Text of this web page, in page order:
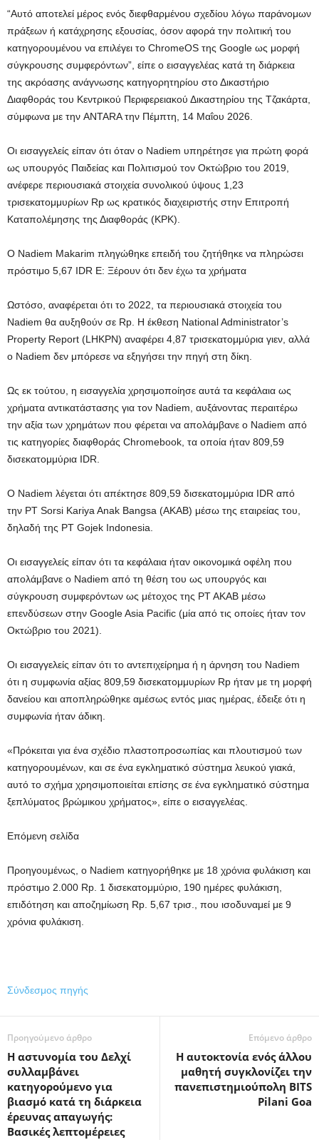
“Αυτό αποτελεί μέρος ενός διεφθαρμένου σχεδίου λόγω παράνομων
πράξεων ή κατάχρησης εξουσίας, όσον αφορά την πολιτική του
κατηγορουμένου να επιλέγει το ChromeOS της Google ως μορφή
σύγκρουσης συμφερόντων”, είπε ο εισαγγελέας κατά τη διάρκεια
της ακρόασης ανάγνωσης κατηγορητηρίου στο Δικαστήριο
Διαφθοράς του Κεντρικού Περιφερειακού Δικαστηρίου της Τζακάρτα,
σύμφωνα με την ANTARA την Πέμπτη, 14 Μαΐου 2026.
Οι εισαγγελείς είπαν ότι όταν ο Nadiem υπηρέτησε για πρώτη φορά
ως υπουργός Παιδείας και Πολιτισμού τον Οκτώβριο του 2019,
ανέφερε περιουσιακά στοιχεία συνολικού ύψους 1,23
τρισεκατομμυρίων Rp ως κρατικός διαχειριστής στην Επιτροπή
Καταπολέμησης της Διαφθοράς (KPK).
Ο Nadiem Makarim πληγώθηκε επειδή του ζητήθηκε να πληρώσει
πρόστιμο 5,67 IDR Ε: Ξέρουν ότι δεν έχω τα χρήματα
Ωστόσο, αναφέρεται ότι το 2022, τα περιουσιακά στοιχεία του
Nadiem θα αυξηθούν σε Rp. Η έκθεση National Administrator’s
Property Report (LHKPN) αναφέρει 4,87 τρισεκατομμύρια γιεν, αλλά
ο Nadiem δεν μπόρεσε να εξηγήσει την πηγή στη δίκη.
Ως εκ τούτου, η εισαγγελία χρησιμοποίησε αυτά τα κεφάλαια ως
χρήματα αντικατάστασης για τον Nadiem, αυξάνοντας περαιτέρω
την αξία των χρημάτων που φέρεται να απολάμβανε ο Nadiem από
τις κατηγορίες διαφθοράς Chromebook, τα οποία ήταν 809,59
δισεκατομμύρια IDR.
Ο Nadiem λέγεται ότι απέκτησε 809,59 δισεκατομμύρια IDR από
την PT Sorsi Kariya Anak Bangsa (AKAB) μέσω της εταιρείας του,
δηλαδή της PT Gojek Indonesia.
Οι εισαγγελείς είπαν ότι τα κεφάλαια ήταν οικονομικά οφέλη που
απολάμβανε ο Nadiem από τη θέση του ως υπουργός και
σύγκρουση συμφερόντων ως μέτοχος της PT AKAB μέσω
επενδύσεων στην Google Asia Pacific (μία από τις οποίες ήταν τον
Οκτώβριο του 2021).
Οι εισαγγελείς είπαν ότι το αντεπιχείρημα ή η άρνηση του Nadiem
ότι η συμφωνία αξίας 809,59 δισεκατομμυρίων Rp ήταν με τη μορφή
δανείου και αποπληρώθηκε αμέσως εντός μιας ημέρας, έδειξε ότι η
συμφωνία ήταν άδικη.
«Πρόκειται για ένα σχέδιο πλαστοπροσωπίας και πλουτισμού των
κατηγορουμένων, και σε ένα εγκληματικό σύστημα λευκού γιακά,
αυτό το σχήμα χρησιμοποιείται επίσης σε ένα εγκληματικό σύστημα
ξεπλύματος βρώμικου χρήματος», είπε ο εισαγγελέας.
Επόμενη σελίδα
Προηγουμένως, ο Nadiem κατηγορήθηκε με 18 χρόνια φυλάκιση και
πρόστιμο 2.000 Rp. 1 δισεκατομμύριο, 190 ημέρες φυλάκιση,
επιδότηση και αποζημίωση Rp. 5,67 τρισ., που ισοδυναμεί με 9
χρόνια φυλάκιση.
Σύνδεσμος πηγής
Προηγούμενο άρθρο
Η αστυνομία του Δελχί
συλλαμβάνει
κατηγορούμενο για
βιασμό κατά τη διάρκεια
έρευνας απαγωγής:
Βασικές λεπτομέρειες
Επόμενο άρθρο
Η αυτοκτονία ενός άλλου
μαθητή συγκλονίζει την
πανεπιστημιούπολη BITS
Pilani Goa